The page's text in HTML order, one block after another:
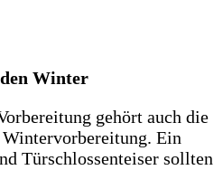
Winter
gehört auch die
Ein
Türschlossenteiser sollten